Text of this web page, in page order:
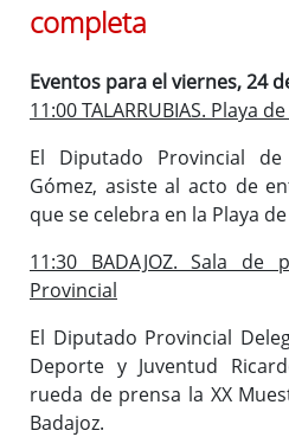
completa
Eventos para el viernes, 24
11:00 TALARRUBIAS. Playa
El Diputado Provincial
Gómez, asiste al acto de
que se celebra en la Playa
11:30 BADAJOZ. Sala
Provincial
El Diputado Provincial
Deporte y Juventud
rueda de prensa la XX
Badajoz.